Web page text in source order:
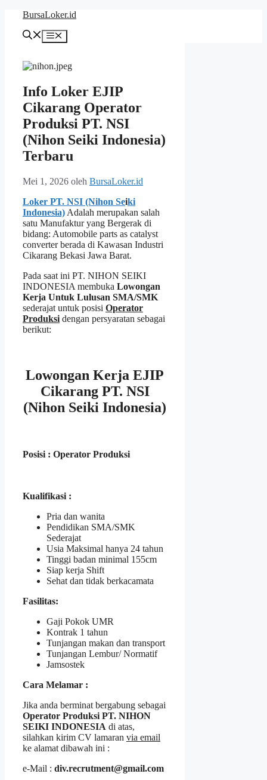
Langsung
BursaLoker.id
Menu
Info Loker EJIP
Cikarang Operator
Produksi PT. NSI
(Nihon Seiki Indonesia)
Terbaru
Mei 1, 2026 oleh BursaLoker.id
Loker PT. NSI (Nihon Seiki
Indonesia) Adalah merupakan salah
satu Manufaktur yang Bergerak di
bidang: Automobile parts as catalyst
converter berada di Kawasan Industri
Cikarang Bekasi Jawa Barat.
Pada saat ini PT. NIHON SEIKI
INDONESIA membuka Lowongan
Kerja Untuk Lulusan SMA/SMK
sederajat untuk posisi Operator
Produksi dengan persyaratan sebagai
berikut:
Lowongan Kerja EJIP
Cikarang PT. NSI
(Nihon Seiki Indonesia)
Posisi : Operator Produksi
Kualifikasi :
Pria dan wanita
Pendidikan SMA/SMK
Sederajat
Usia Maksimal hanya 24 tahun
Tinggi badan minimal 155cm
Siap kerja Shift
Sehat dan tidak berkacamata
Fasilitas:
Gaji Pokok UMR
Kontrak 1 tahun
Tunjangan makan dan transport
Tunjangan Lembur/ Normatif
Jamsostek
Cara Melamar :
Jika anda berminat bergabung sebagai
Operator Produksi PT. NIHON
SEIKI INDONESIA di atas,
silahkan kirim CV lamaran via email
ke alamat dibawah ini :
e-Mail : div.recrutment@gmail.com